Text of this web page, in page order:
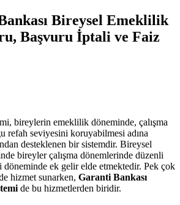
Bireysel Emeklilik
Başvuru İptali ve Faiz
bireylerin emeklilik döneminde, çalışma
refah seviyesini koruyabilmesi adına
desteklenen bir sistemdir. Bireysel
bireyler çalışma dönemlerinde düzenli
ek gelir elde etmektedir. Pek çok
hizmet sunarken, Garanti Bankası
de bu hizmetlerden biridir.